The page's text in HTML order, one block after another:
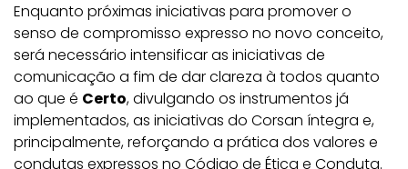
Enquanto próximas iniciativas para promover o
senso de compromisso expresso no novo conceito,
será necessário intensificar as iniciativas de
comunicação a fim de dar clareza à todos quanto
ao que é Certo, divulgando os instrumentos já
implementados, as iniciativas do Corsan íntegra e,
principalmente, reforçando a prática dos valores e
condutas expressos no Código de Ética e Conduta.